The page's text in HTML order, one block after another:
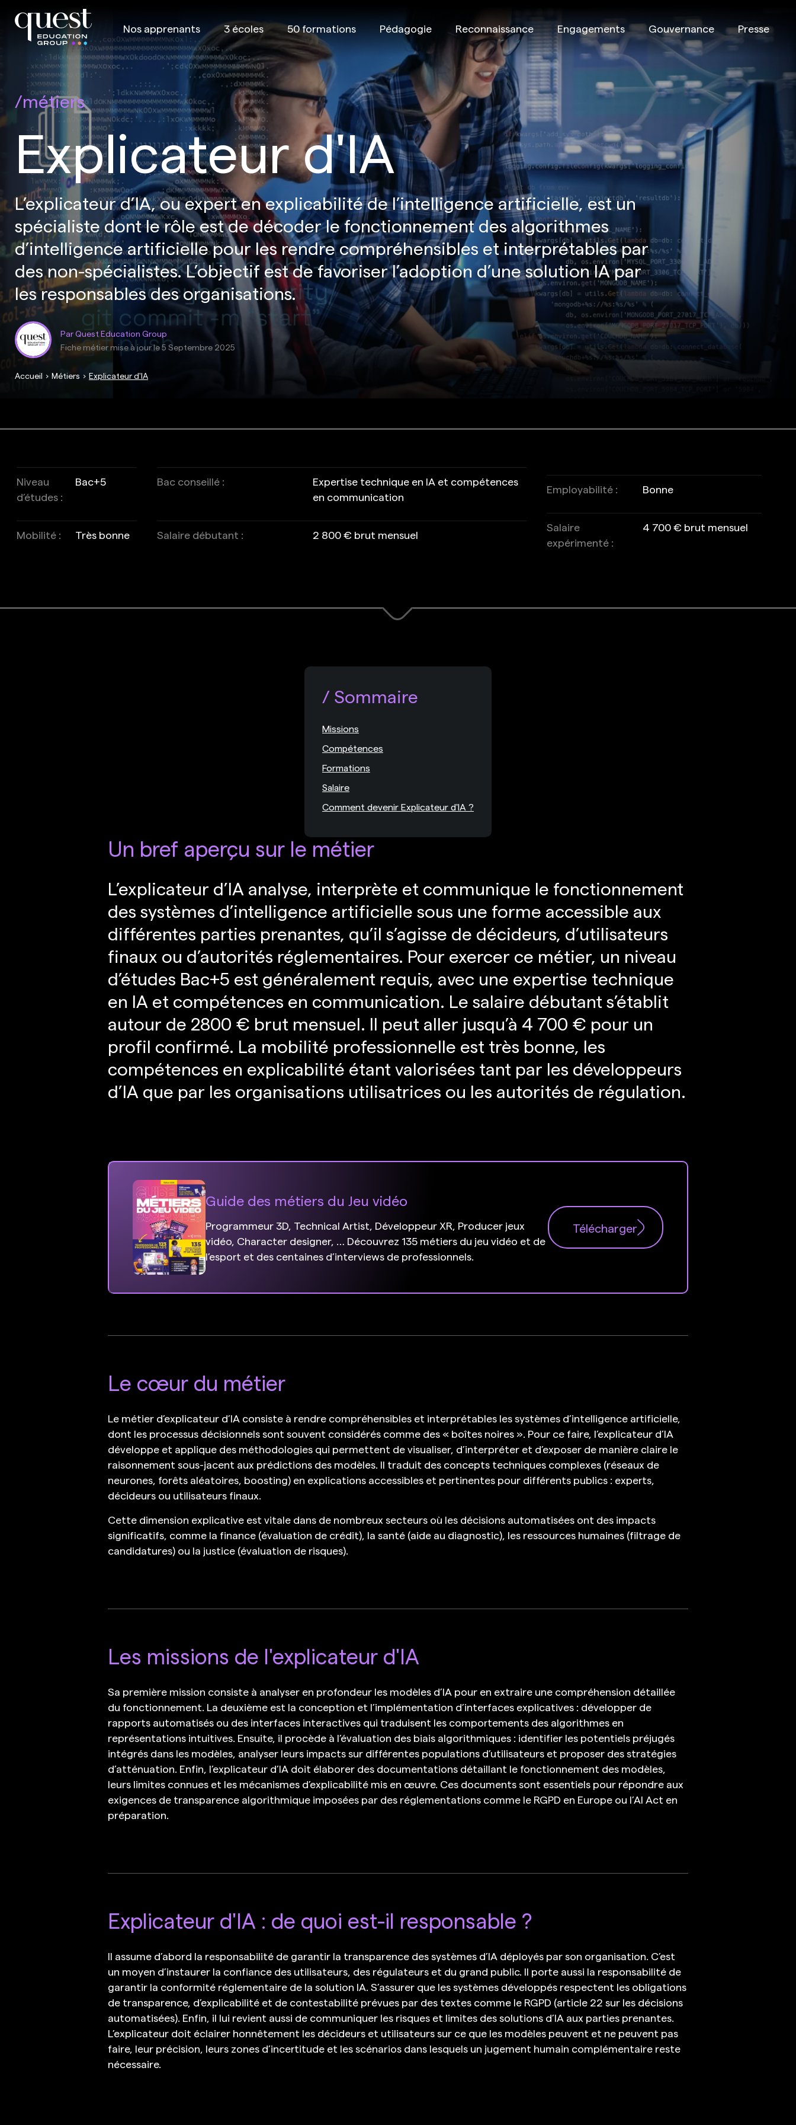
Nos apprenants 3 écoles 50 formations Pédagogie Reconnaissance Engagements Gouvernance Presse
métiers
Explicateur d'IA
L’explicateur d’IA, ou expert en explicabilité de l’intelligence artificielle, est un
spécialiste dont le rôle est de décoder le fonctionnement des algorithmes
d’intelligence artificielle pour les rendre compréhensibles et interprétables par
des non-spécialistes. L’objectif est de favoriser l’adoption d’une solution IA par
les responsables des organisations.
Par Quest Education Group
Fiche métier mise à jour le5 Septembre 2025
Accueil Métiers Explicateur d'IA
Niveau
d’études :
Bac+5 Bac conseillé :
Expertise technique en IA et compétences
en communication
Employabilité : Bonne
Mobilité : Très bonne Salaire débutant : 2 800 € brut mensuel
Salaire
expérimenté :
4 700 € brut mensuel
Un bref aperçu sur le métier
L’explicateur d’IA analyse, interprète et communique le fonctionnement
des systèmes d’intelligence artificielle sous une forme accessible aux
différentes parties prenantes, qu’il s’agisse de décideurs, d’utilisateurs
finaux ou d’autorités réglementaires. Pour exercer ce métier, un niveau
d’études Bac+5 est généralement requis, avec une expertise technique
en IA et compétences en communication. Le salaire débutant s’établit
autour de 2800 € brut mensuel. Il peut aller jusqu’à 4 700 € pour un
profil confirmé. La mobilité professionnelle est très bonne, les
compétences en explicabilité étant valorisées tant par les développeurs
d’IA que par les organisations utilisatrices ou les autorités de régulation.
Guide des métiers du Jeu vidéo
Programmeur 3D, Technical Artist, Développeur XR, Producer jeux
vidéo, Character designer, … Découvrez 135 métiers du jeu vidéo et de
l’esport et des centaines d’interviews de professionnels.
Télécharger
Le cœur du métier
Le métier d’explicateur d’IA consiste à rendre compréhensibles et interprétables les systèmes d’intelligence artificielle,
dont les processus décisionnels sont souvent considérés comme des « boîtes noires ». Pour ce faire, l’explicateur d’IA
développe et applique des méthodologies qui permettent de visualiser, d’interpréter et d’exposer de manière claire le
raisonnement sous-jacent aux prédictions des modèles. Il traduit des concepts techniques complexes (réseaux de
neurones, forêts aléatoires, boosting) en explications accessibles et pertinentes pour différents publics : experts,
décideurs ou utilisateurs finaux.
Cette dimension explicative est vitale dans de nombreux secteurs où les décisions automatisées ont des impacts
significatifs, comme la finance (évaluation de crédit), la santé (aide au diagnostic), les ressources humaines (filtrage de
candidatures) ou la justice (évaluation de risques).
Les missions de l'explicateur d'IA
Sa première mission consiste à analyser en profondeur les modèles d’IA pour en extraire une compréhension détaillée
du fonctionnement. La deuxième est la conception et l’implémentation d’interfaces explicatives : développer de
rapports automatisés ou des interfaces interactives qui traduisent les comportements des algorithmes en
représentations intuitives. Ensuite, il procède à l’évaluation des biais algorithmiques : identifier les potentiels préjugés
intégrés dans les modèles, analyser leurs impacts sur différentes populations d’utilisateurs et proposer des stratégies
d’atténuation. Enfin, l’explicateur d’IA doit élaborer des documentations détaillant le fonctionnement des modèles,
leurs limites connues et les mécanismes d’explicabilité mis en œuvre. Ces documents sont essentiels pour répondre aux
exigences de transparence algorithmique imposées par des réglementations comme le RGPD en Europe ou l’AI Act en
préparation.
Explicateur d'IA : de quoi est-il responsable ?
Il assume d’abord la responsabilité de garantir la transparence des systèmes d’IA déployés par son organisation. C’est
un moyen d’instaurer la confiance des utilisateurs, des régulateurs et du grand public. Il porte aussi la responsabilité de
garantir la conformité réglementaire de la solution IA. S’assurer que les systèmes développés respectent les obligations
de transparence, d’explicabilité et de contestabilité prévues par des textes comme le RGPD (article 22 sur les décisions
automatisées). Enfin, il lui revient aussi de communiquer les risques et limites des solutions d’IA aux parties prenantes.
L’explicateur doit éclairer honnêtement les décideurs et utilisateurs sur ce que les modèles peuvent et ne peuvent pas
faire, leur précision, leurs zones d’incertitude et les scénarios dans lesquels un jugement humain complémentaire reste
nécessaire.
Sommaire
Missions
Compétences
Formations
Salaire
Comment devenir Explicateur d'IA ?